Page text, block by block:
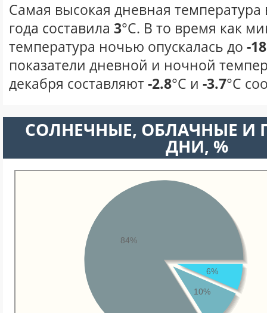
Самая высокая дневная температура
года составила 3°С. В то время как
температура ночью опускалась до -18
показатели дневной и ночной
декабря составляют-2.8°С и -3.7°С
CОЛНЕЧНЫЕ, ОБЛАЧНЫЕ И
ДНИ, %
6%
10%
84%